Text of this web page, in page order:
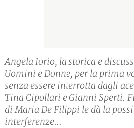
Angela Iorio, la storica e
Uomini e Donne, per la prima
senza essere interrotta dagli
Tina Cipollari e Gianni Sperti.
di Maria De Filippi le dà la
interferenze...